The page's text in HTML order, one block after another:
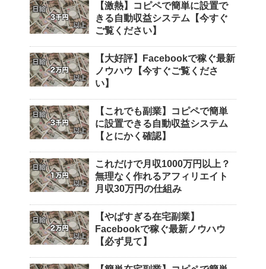
【激熱】コピペで簡単に設置で
きる自動収益システム【今すぐ
ご覧ください】
【大好評】Facebookで稼ぐ最新
ノウハウ【今すぐご覧くださ
い】
【これでも副業】コピペで簡単
に設置できる自動収益システム
【とにかく確認】
これだけで月収1000万円以上？
無理なく作れるアフィリエイト
月収30万円の仕組み
【やばすぎる在宅副業】
Facebookで稼ぐ最新ノウハウ
【必ず見て】